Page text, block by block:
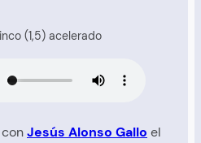
(1,5) acelerado
Jesús Alonso Gallo el